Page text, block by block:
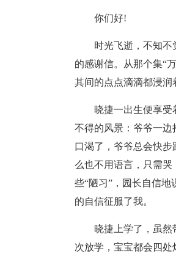
你们好!
时光飞逝，不知
的感谢信。从那个集“
其间的点点滴滴都浸润
晓捷一出生便享受
不得的风景：爷爷一
口渴了，爷爷总会快
么也不用语言，只需
些“陋习”，园长自信
的自信征服了我。
晓捷上学了，虽
次放学，宝宝都会四